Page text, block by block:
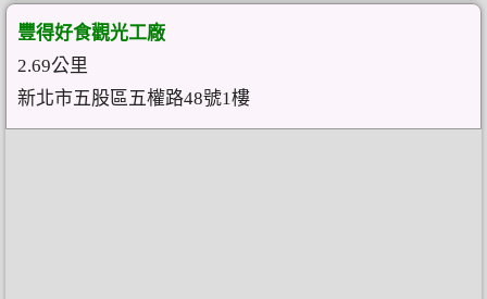
豐得好食觀光工廠
2.69公里
新北市五股區五權路48號1樓